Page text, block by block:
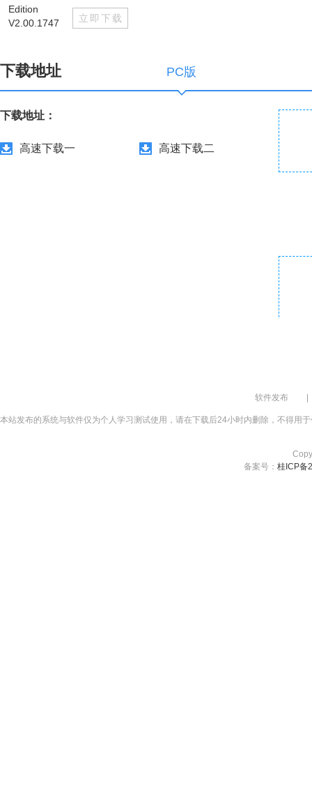
立即下载
下载地址 PC版
下载地址：
高速下载一 高速下载二
软件发布
本站发布的系统与软件仅为个人学习测试使用，请在下载后24小时内删除，不得用
备案号： 桂ICP备